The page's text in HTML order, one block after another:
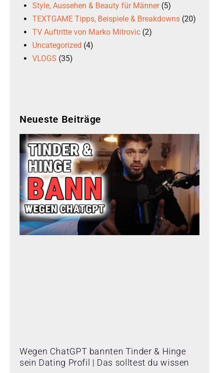
Style, Aussehen & Beauty für Männer(5)
TEXTGAME Tipps, Beispiele & Breakdowns (20)
TV Auftritte von Marko Mitrovic (2)
Uncategorized (4)
VLOGS (35)
Neueste Beiträge
Wegen ChatGPT bannten Tinder & Hinge
sein Dating Profil | Das solltest du wissen